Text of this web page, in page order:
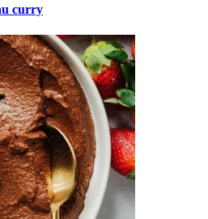
curry